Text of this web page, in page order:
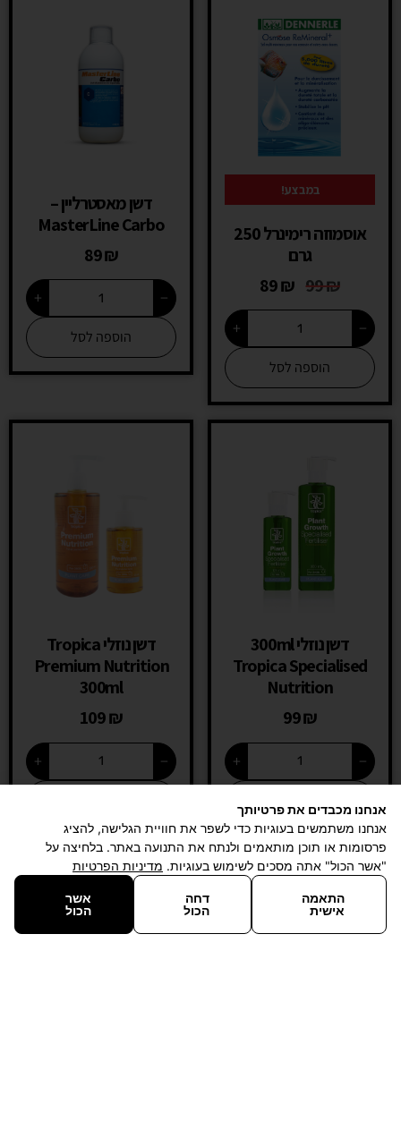
במבצע!
אוסמוזה רימינרל 250
גרם
99₪
89₪
−
+
הוספה לסל
דשן מאסטרליין –
MasterLine Carbo
89₪
−
+
הוספה לסל
דשן נוזלי 300ml
Tropica Specialised
Nutrition
99₪
−
+
דשן נוזלי Tropica
Premium Nutrition
300ml
109₪
−
+
אזל מהמלאי
אנחנו מכבדים את פרטיותך
אנחנו משתמשים בעוגיות כדי לשפר את חוויית הגלישה, להציג
פרסומות או תוכן מותאמים ולנתח את התנועה באתר. בלחיצה על
"אשר הכול" אתה מסכים לשימוש בעוגיות. מדיניות הפרטיות
התאמה
אישית
דחה
הכול
אשר
הכול